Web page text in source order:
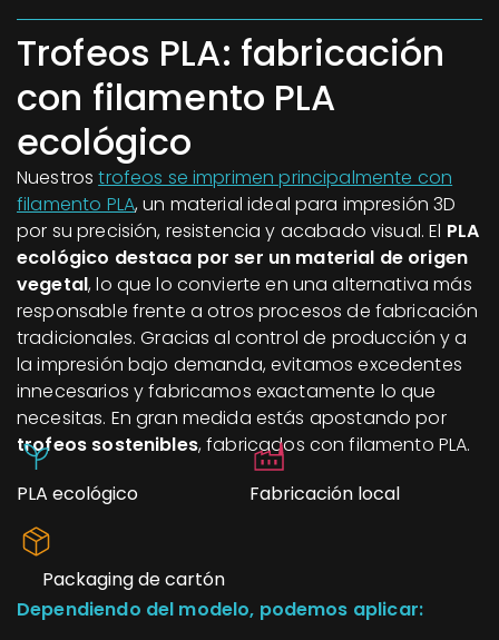
Trofeos PLA: fabricación
con filamento PLA
ecológico
Nuestrostrofeos se imprimen principalmente con
filamento PLA, un material ideal para impresión 3D
por su precisión, resistencia y acabado visual. El PLA
ecológico destaca por ser un material de origen
vegetal, lo que lo convierte en una alternativa más
responsable frente a otros procesos de fabricación
tradicionales. Gracias al control de producción y a
la impresión bajo demanda, evitamos excedentes
innecesarios y fabricamos exactamente lo que
necesitas. En gran medida estás apostando por
trofeos sostenibles, fabricados con filamento PLA.
PLA ecológico
Fabricación local
Packaging de cartón
Dependiendo del modelo, podemos aplicar: